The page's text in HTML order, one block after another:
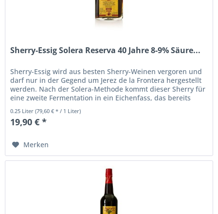
Sherry-Essig Solera Reserva 40 Jahre 8-9% Säure...
Sherry-Essig wird aus besten Sherry-Weinen vergoren und
darf nur in der Gegend um Jerez de la Frontera hergestellt
werden. Nach der Solera-Methode kommt dieser Sherry für
eine zweite Fermentation in ein Eichenfass, das bereits
alten...
0.25 Liter(79,60 € * / 1 Liter)
19,90 € *
Merken